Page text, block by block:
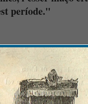
període."